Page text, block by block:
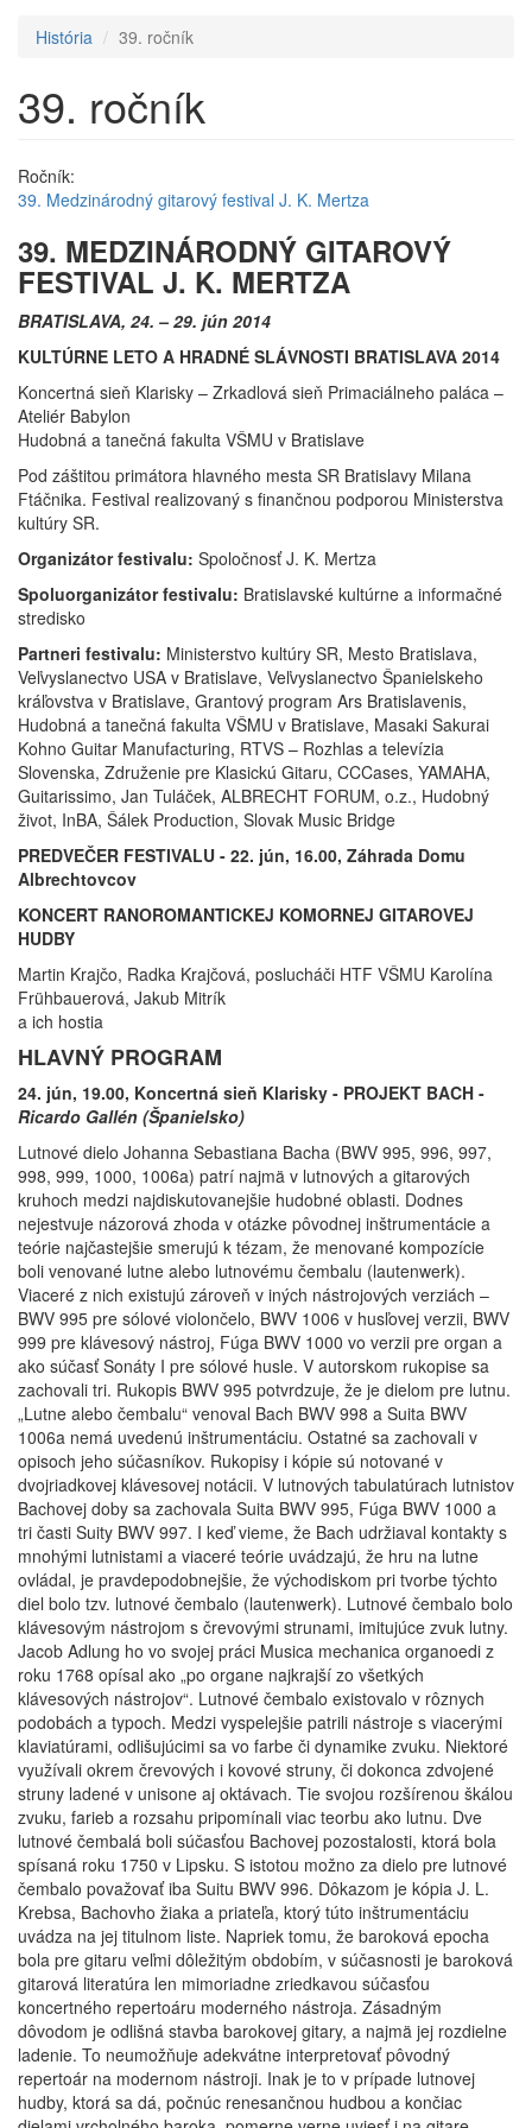
História 39. ročník
39. ročník
Ročník:
39. Medzinárodný gitarový festival J. K. Mertza
39. MEDZINÁRODNÝ GITAROVÝ
FESTIVAL J. K. MERTZA
BRATISLAVA, 24. – 29. jún 2014
KULTÚRNE LETO A HRADNÉ SLÁVNOSTI BRATISLAVA 2014
Koncertná sieň Klarisky – Zrkadlová sieň Primaciálneho paláca –
Ateliér Babylon
Hudobná a tanečná fakulta VŠMU v Bratislave
Pod záštitou primátora hlavného mesta SR Bratislavy Milana
Ftáčnika. Festival realizovaný s finančnou podporou Ministerstva
kultúry SR.
Organizátor festivalu: Spoločnosť J. K. Mertza
Spoluorganizátor festivalu: Bratislavské kultúrne a informačné
stredisko
Partneri festivalu: Ministerstvo kultúry SR, Mesto Bratislava,
Veľvyslanectvo USA v Bratislave, Veľvyslanectvo Španielskeho
kráľovstva v Bratislave, Grantový program Ars Bratislavenis,
Hudobná a tanečná fakulta VŠMU v Bratislave, Masaki Sakurai
Kohno Guitar Manufacturing, RTVS – Rozhlas a televízia
Slovenska, Združenie pre Klasickú Gitaru, CCCases, YAMAHA,
Guitarissimo, Jan Tuláček, ALBRECHT FORUM, o.z., Hudobný
život, InBA, Šálek Production, Slovak Music Bridge
PREDVEČER FESTIVALU - 22. jún, 16.00, Záhrada Domu
Albrechtovcov
KONCERT RANOROMANTICKEJ KOMORNEJ GITAROVEJ
HUDBY
Martin Krajčo, Radka Krajčová, poslucháči HTF VŠMU Karolína
Frühbauerová, Jakub Mitrík
a ich hostia
HLAVNÝ PROGRAM
24. jún, 19.00, Koncertná sieň Klarisky - PROJEKT BACH -
Ricardo Gallén (Španielsko)
Lutnové dielo Johanna Sebastiana Bacha (BWV 995, 996, 997,
998, 999, 1000, 1006a) patrí najmä v lutnových a gitarových
kruhoch medzi najdiskutovanejšie hudobné oblasti. Dodnes
nejestvuje názorová zhoda v otázke pôvodnej inštrumentácie a
teórie najčastejšie smerujú k tézam, že menované kompozície
boli venované lutne alebo lutnovému čembalu (lautenwerk).
Viaceré z nich existujú zároveň v iných nástrojových verziách –
BWV 995 pre sólové violončelo, BWV 1006 v husľovej verzii, BWV
999 pre klávesový nástroj, Fúga BWV 1000 vo verzii pre organ a
ako súčasť Sonáty I pre sólové husle. V autorskom rukopise sa
zachovali tri. Rukopis BWV 995 potvrdzuje, že je dielom pre lutnu.
„Lutne alebo čembalu“ venoval Bach BWV 998 a Suita BWV
1006a nemá uvedenú inštrumentáciu. Ostatné sa zachovali v
opisoch jeho súčasníkov. Rukopisy i kópie sú notované v
dvojriadkovej klávesovej notácii. V lutnových tabulatúrach lutnistov
Bachovej doby sa zachovala Suita BWV 995, Fúga BWV 1000 a
tri časti Suity BWV 997. I keď vieme, že Bach udržiaval kontakty s
mnohými lutnistami a viaceré teórie uvádzajú, že hru na lutne
ovládal, je pravdepodobnejšie, že východiskom pri tvorbe týchto
diel bolo tzv. lutnové čembalo (lautenwerk). Lutnové čembalo bolo
klávesovým nástrojom s črevovými strunami, imitujúce zvuk lutny.
Jacob Adlung ho vo svojej práci Musica mechanica organoedi z
roku 1768 opísal ako „po organe najkrajší zo všetkých
klávesových nástrojov“. Lutnové čembalo existovalo v rôznych
podobách a typoch. Medzi vyspelejšie patrili nástroje s viacerými
klaviatúrami, odlišujúcimi sa vo farbe či dynamike zvuku. Niektoré
využívali okrem črevových i kovové struny, či dokonca zdvojené
struny ladené v unisone aj oktávach. Tie svojou rozšírenou škálou
zvuku, farieb a rozsahu pripomínali viac teorbu ako lutnu. Dve
lutnové čembalá boli súčasťou Bachovej pozostalosti, ktorá bola
spísaná roku 1750 v Lipsku. S istotou možno za dielo pre lutnové
čembalo považovať iba Suitu BWV 996. Dôkazom je kópia J. L.
Krebsa, Bachovho žiaka a priateľa, ktorý túto inštrumentáciu
uvádza na jej titulnom liste. Napriek tomu, že baroková epocha
bola pre gitaru veľmi dôležitým obdobím, v súčasnosti je baroková
gitarová literatúra len mimoriadne zriedkavou súčasťou
koncertného repertoáru moderného nástroja. Zásadným
dôvodom je odlišná stavba barokovej gitary, a najmä jej rozdielne
ladenie. To neumožňuje adekvátne interpretovať pôvodný
repertoár na modernom nástroji. Inak je to v prípade lutnovej
hudby, ktorá sa dá, počnúc renesančnou hudbou a končiac